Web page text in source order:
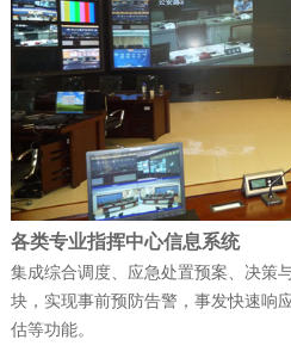
公司新闻| 2025-12-11
科技赋能强军 屡创
天维公司连续斩获多项
公司新闻| 2025-12-09
富晋天维承建的解放
环境综合系统工程项
各类专业指挥中心信息系统
集成综合调度、应急处置预案、决策
块，实现事前预防告警，事发快速响
估等功能。